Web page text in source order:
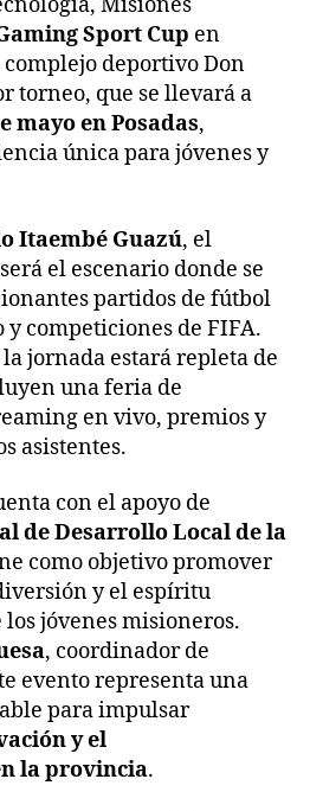
Sport Cup en
deportivo Don
torneo, que se llevará a
mayo en Posadas,
única para jóvenes y
Itaembé Guazú, el
el escenario donde se
partidos de fútbol
y competiciones de FIFA.
la jornada estará repleta de
una feria de
en vivo, premios y
asistentes.
con el apoyo de
de Desarrollo Local de la
como objetivo promover
y el espíritu
jóvenes misioneros.
, coordinador de
evento representa una
para impulsar
y el
la provincia.